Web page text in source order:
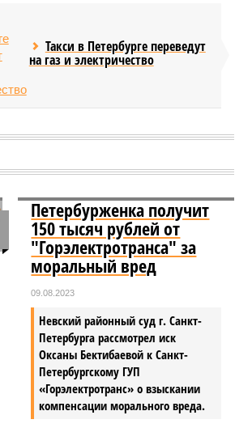
Такси в Петербурге переведут
на газ и электричество
Петербурженка получит
150 тысяч рублей от
"Горэлектротранса" за
моральный вред
09.08.2023
Невский районный суд г. Санкт-
Петербурга рассмотрел иск
Оксаны Бектибаевой к Санкт-
Петербургскому ГУП
«Горэлектротранс» о взыскании
компенсации морального вреда.